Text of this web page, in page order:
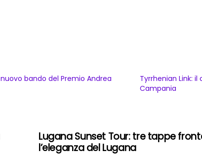
bando del Premio Andrea
Tyrrhenian Link:
Campania
Lugana Sunset Tour: tre tappe
l’eleganza del Lugana